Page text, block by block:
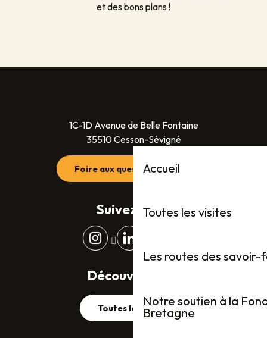
Accueil
Toutes les visites
Les routes des
Notre soutien à la
Bretagne
et des bons plans !
1C-1D Avenue de Belle Fontaine
35510 Cesson-Sévigné
Foire aux questions (FAQ)
Suivez-nous
Découvrez plus
Toutes les visites